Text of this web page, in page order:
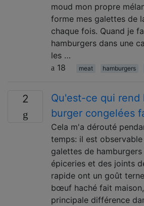
moud mon propre
forme mes galettes de
chaque fois. Quand je
hamburgers dans une
les …
18
meat hamburgers
2
Qu'est-ce qui rend
burger congelées
Cela m'a dérouté
temps: il est
galettes de
épiceries et des joints
rapide ont un goût
bœuf haché fait
principale différence